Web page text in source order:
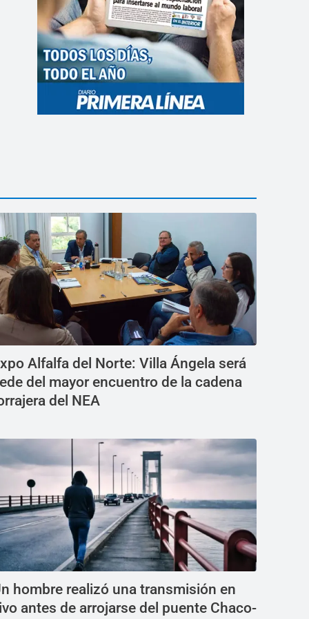
Alfalfa del Norte: Villa Ángela será
del mayor encuentro de la cadena
del NEA
hombre realizó una transmisión en
antes de arrojarse del puente Chaco-